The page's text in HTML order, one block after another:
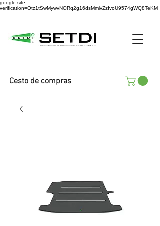
google-site-
verification=Otz1tSwMywvNORq2g16dsMmlvZzIvoU9574gWQ8TeKM
Cesto de compras